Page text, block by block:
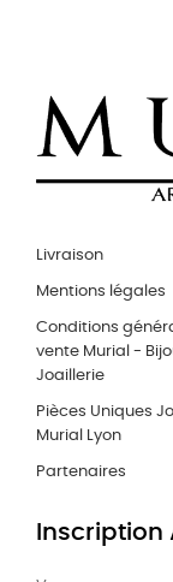
Livraison
Mentions légales
Conditions
vente Murial -
Joaillerie
Pièces Uniques
Murial Lyon
Partenaires
Inscription